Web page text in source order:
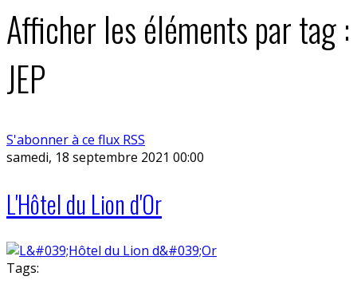
Afficher les éléments par tag :
JEP
S'abonner à ce flux RSS
samedi, 18 septembre 2021 00:00
L'Hôtel du Lion d'Or
Tags: